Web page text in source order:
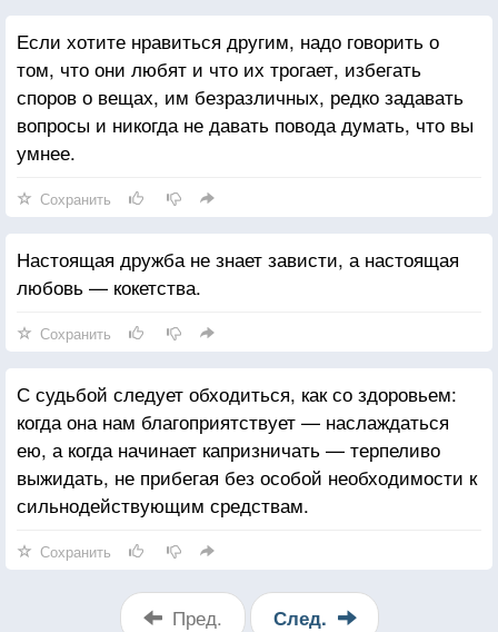
Если хотите нравиться другим, надо говорить о
том, что они любят и что их трогает, избегать
споров о вещах, им безразличных, редко задавать
вопросы и никогда не давать повода думать, что вы
умнее.
Сохранить
Настоящая дружба не знает зависти, а настоящая
любовь — кокетства.
Сохранить
С судьбой следует обходиться, как со здоровьем:
когда она нам благоприятствует — наслаждаться
ею, а когда начинает капризничать — терпеливо
выжидать, не прибегая без особой необходимости к
сильнодействующим средствам.
Сохранить
Пред. След.